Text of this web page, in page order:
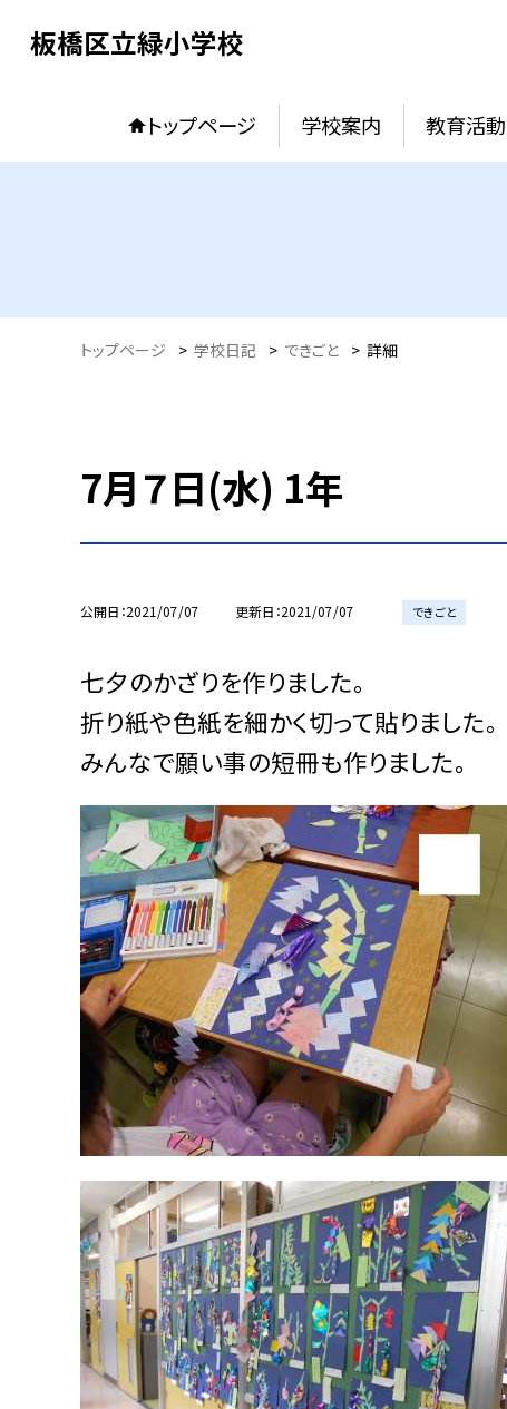
板橋区立緑小学校
トップページ 学校案内 教育活動
トップページ > 学校日記 > できごと > 詳細
7月７日(水) 1年
公開日 2021/07/07 更新日 2021/07/07 できごと
七夕のかざりを作りました。
折り紙や色紙を細かく切って貼りました。
みんなで願い事の短冊も作りました。